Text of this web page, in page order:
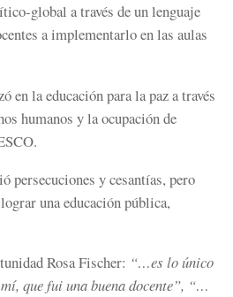
global a través de un lenguaje
a implementarlo en las aulas
en la educación para la paz a través
humanos y la ocupación de
persecuciones y cesantías, pero
una educación pública,
Rosa Fischer: “…es lo único
que fui una buena docente”, “…